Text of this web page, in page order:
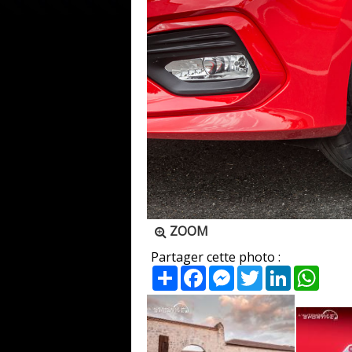
ZOOM
Partager cette photo :
PartagerFacebookMessenger
TwitterLinkedIn